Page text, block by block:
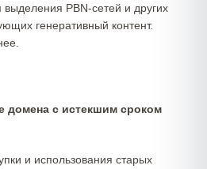
PBN-сетей и других
генеративный контент.
домена с истекшим сроком
и использования старых